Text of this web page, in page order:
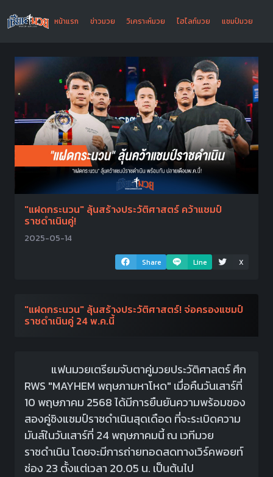
หน้าแรก ข่าวมวย วิเคราะห์มวย ไฮไลท์มวย แชมป์มวย
"แฝดกระนวน" ลุ้นสร้างประวัติศาสตร์ คว้าแชมป์
ราชดำเนินคู่!
2025-05-14
Share Line X
"แฝดกระนวน" ลุ้นสร้างประวัติศาสตร์! จ่อครองแชมป์
ราชดำเนินคู่ 24 พ.ค.นี้
แฟนมวยเตรียมจับตาคู่มวยประวัติศาสตร์ ศึก
RWS "MAYHEM พฤษภามหาโหด" เมื่อคืนวันเสาร์ที่
10 พฤษภาคม 2568 ได้มีการยืนยันความพร้อมของ
สองคู่ชิงแชมป์ราชดำเนินสุดเดือด ที่จะระเบิดความ
มันส์ในวันเสาร์ที่ 24 พฤษภาคมนี้ ณ เวทีมวย
ราชดำเนิน โดยจะมีการถ่ายทอดสดทางเวิร์คพอยท์
ช่อง 23 ตั้งแต่เวลา 20.05 น. เป็นต้นไป